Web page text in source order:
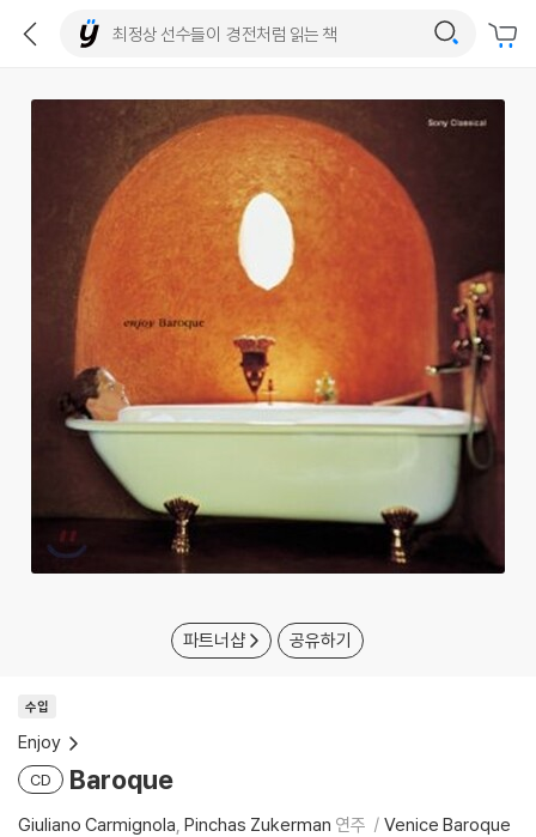
파트너샵 공유하기
수입
Enjoy
CD Baroque
Giuliano Carmignola Pinchas Zukerman 연주
Venice Baroque